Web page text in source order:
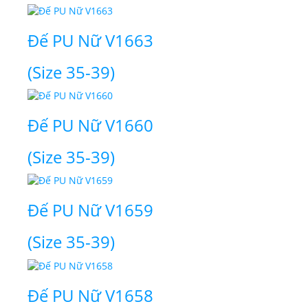
Đế PU Nữ V1663
(Size 35-39)
Đế PU Nữ V1660
(Size 35-39)
Đế PU Nữ V1659
(Size 35-39)
Đế PU Nữ V1658